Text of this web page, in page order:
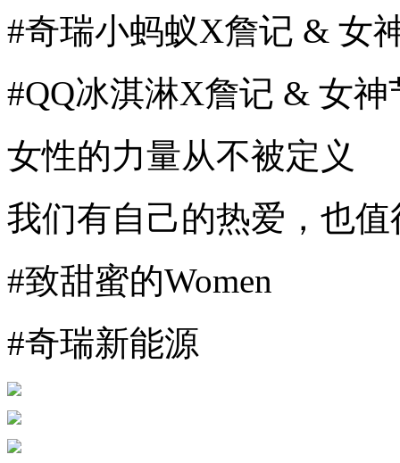
#奇瑞小蚂蚁X詹记 & 女
#QQ冰淇淋X詹记 & 女神
女性的力量从不被定义
我们有自己的热爱，也值
#致甜蜜的Women
#奇瑞新能源